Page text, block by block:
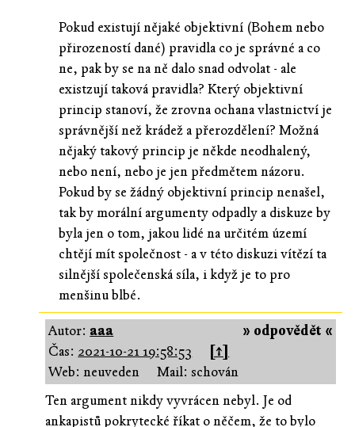
Pokud existují nějaké objektivní (Bohem nebo
přirozeností dané) pravidla co je správné a co
ne, pak by se na ně dalo snad odvolat - ale
existzují taková pravidla? Který objektivní
princip stanoví, že zrovna ochana vlastnictví je
správnější než krádež a přerozdělení? Možná
nějaký takový princip je někde neodhalený,
nebo není, nebo je jen předmětem názoru.
Pokud by se žádný objektivní princip nenašel,
tak by morální argumenty odpadly a diskuze by
byla jen o tom, jakou lidé na určitém území
chtějí mít společnost - a v této diskuzi vítězí ta
silnější společenská síla, i když je to pro
menšinu blbé.
» odpovědět «
Autor: aaa
Čas: 2021-10-21 19:58:53
[↑]
Web: neuveden
Mail: schován
Ten argument nikdy vyvrácen nebyl. Je od
ankapistů pokrytecké říkat o něčem, že to bylo